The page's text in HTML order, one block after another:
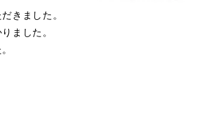
きました。
ました。